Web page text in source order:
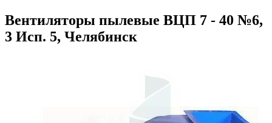
Вентиляторы пылевые ВЦП 7 - 40 №6,
3 Исп. 5, Челябинск